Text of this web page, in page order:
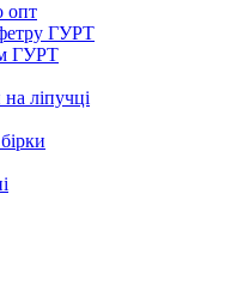
опт
ГУРТ
ГУРТ
ліпучці